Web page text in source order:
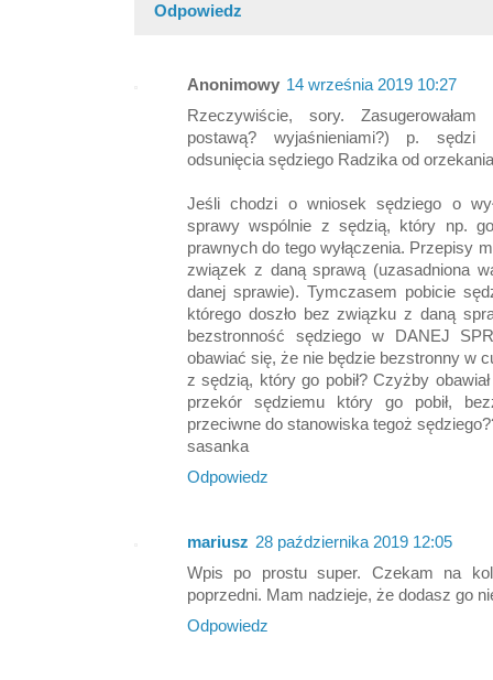
Odpowiedz
Anonimowy 14 września 2019 10:27
Rzeczywiście, sory.
postawą? wyjaśnieniami?) p. sędzi
odsunięcia sędziego Radzika od
Jeśli chodzi o wniosek sędziego o
sprawy wspólnie z sędzią, który np.
prawnych do tego wyłączenia. Przepisy
związek z daną sprawą (uzasadniona
danej sprawie). Tymczasem pobicie
którego doszło bez związku z daną
bezstronność sędziego w DANEJ
obawiać się, że nie będzie bezstronny w
z sędzią, który go pobił? Czyżby
przekór sędziemu który go pobił,
przeciwne do stanowiska tegoż
sasanka
Odpowiedz
mariusz 28 października 2019 12:05
Wpis po prostu super. Czekam na
poprzedni. Mam nadzieje, że dodasz go
Odpowiedz